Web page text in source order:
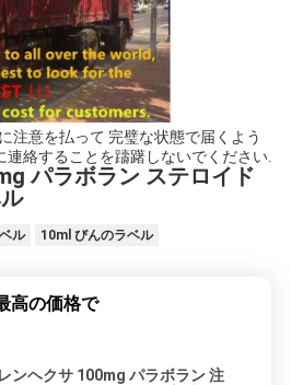
注意を払って 完璧な状態で届くよう
連絡することを躊躇しないでください.
パラボラン ステロイド
ル 10ml びんのラベル
高の価格で
ンヘクサ 100mg パラボラン 注